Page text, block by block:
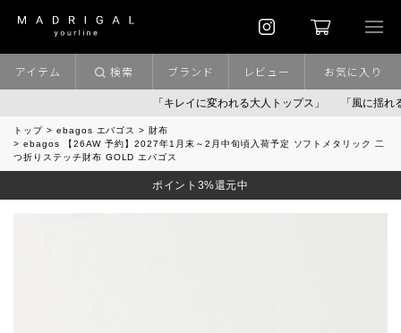
「キレイに変われる大人トップス」 「風に揺れるパンツ」
アイテム 検索 ブランド レビュー お気に入り
トップ ebagos エバゴス
財布
ebagos 【26AW 予約】2027年1月末～2月中旬頃入荷予定 ソフトメタリック 二
つ折りステッチ財布 GOLD エバゴス
ポイント3%還元中